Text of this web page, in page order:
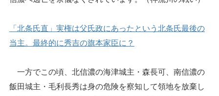
「北条氏直」実権は父氏政にあったという北条氏最後の
当主。最終的に秀吉の旗本家臣に？
一方でこの頃、北信濃の海津城主・森長可、南信濃の
飯田城主・毛利長秀は身の危険を察知して領地を放棄し